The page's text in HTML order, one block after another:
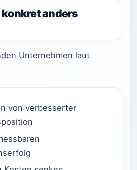
konkret anders
Unternehmen laut
von verbesserter